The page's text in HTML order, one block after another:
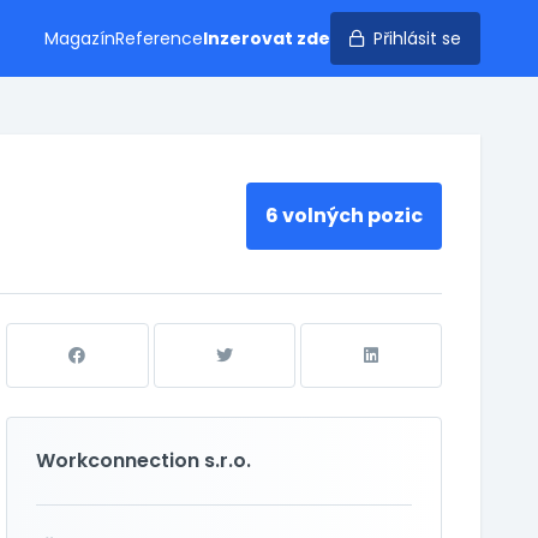
MagazínReferenceInzerovat zde Přihlásit se
6 volných pozic
Workconnection s.r.o.